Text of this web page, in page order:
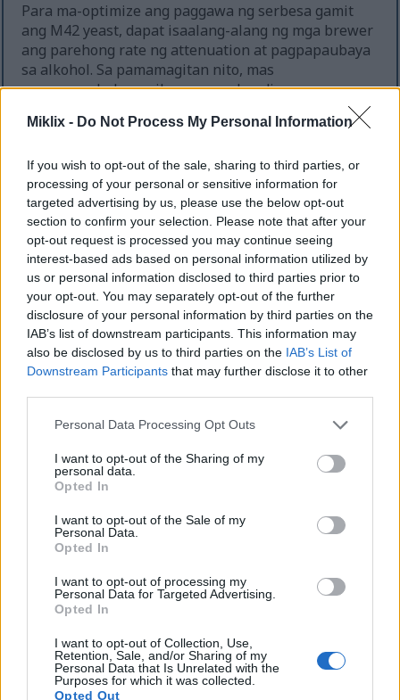
Miklix - Do Not Process My Personal Information
If you wish to opt-out of the sale, sharing to third parties, or
processing of your personal or sensitive information for
targeted advertising by us, please use the below opt-out
section to confirm your selection. Please note that after your
opt-out request is processed you may continue seeing
interest-based ads based on personal information utilized by
us or personal information disclosed to third parties prior to
your opt-out. You may separately opt-out of the further
disclosure of your personal information by third parties on the
IAB’s list of downstream participants. This information may
also be disclosed by us to third parties on the IAB’s List of
Downstream Participants that may further disclose it to other
Please note that this website/app uses one or more Google
not limited to your visit or usage behaviour. You may click to
grant or deny consent to Google and its third-party tags to
use your data for below specified purposes in below Google
consent section.
Personal Data Processing Opt Outs
I want to opt-out of the Sharing of my
personal data.
Opted In
I want to opt-out of the Sale of my
Personal Data.
Opted In
I want to opt-out of processing my
Personal Data for Targeted Advertising.
Opted In
I want to opt-out of Collection, Use,
Retention, Sale, and/or Sharing of my
Personal Data that Is Unrelated with the
Purposes for which it was collected.
Opted Out
Para ma-optimize ang paggawa ng serbesa gamit
ang M42 yeast, dapat isaalang-alang ng mga brewer
ang parehong rate ng attenuation at pagpapaubaya
sa alkohol. Sa pamamagitan nito, mas
mapapamahalaan nila ang mga kondisyon ng
pagbuburo. Tinitiyak ng diskarteng ito ang paggawa
ng mga beer na may pare-parehong kalidad at
Close-up ng isang flask na may ginintuang, bubbly
fermenting liquid sa isang mainit at backlit na setting
ng lab.
I-click o i-tap ang larawan para sa karagdagang
impormasyon at mas mataas na resolution.
Pagsusuri ng Profile ng Panlasa
at Aroma
Ang mga Brewer na gumagamit ng Mangrove Jack's
M42 ay maaaring umasa sa isang malinis na
pagbuburo. Nagbibigay-daan ito sa mga likas na
lasa ng malt at hops na maging sentro. Ito ay isang
perpektong pagpipilian para sa mga naglalayong